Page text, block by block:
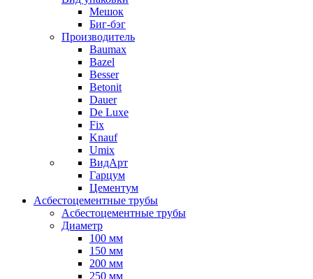
Мешок
Биг-бэг
Производитель
Baumax
Bazel
Besser
Betonit
Dauer
De Luxe
Fix
Knauf
Umix
ВидАрт
Гарцум
Цементум
Асбестоцементные трубы
Асбестоцементные трубы
Диаметр
100 мм
150 мм
200 мм
250 мм